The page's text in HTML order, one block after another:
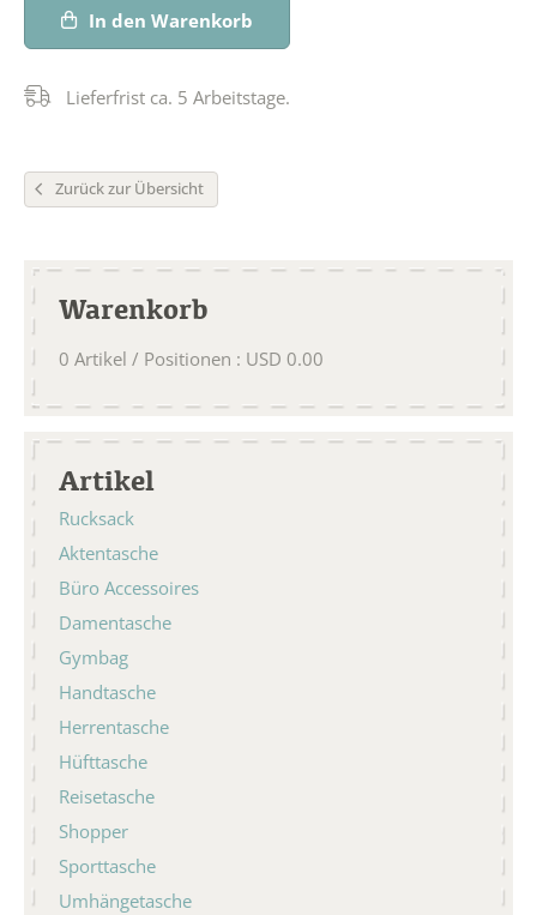
In den Warenkorb
Lieferfrist ca. 5 Arbeitstage.
Zurück zur Übersicht
Warenkorb
0 Artikel / Positionen : USD 0.00
Artikel
Rucksack
Aktentasche
Büro Accessoires
Damentasche
Gymbag
Handtasche
Herrentasche
Hüfttasche
Reisetasche
Shopper
Sporttasche
Umhängetasche